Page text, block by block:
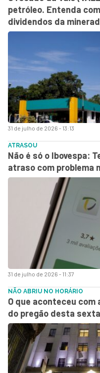
31 de julho de 2026 - 13:13
petróleo. Entenda
dividendos da
31 de julho de 2026 - 11:37
ATRASOU
Não é só o Ibovespa:
atraso com problema
NÃO ABRIU NO HORÁRIO
O que aconteceu
do pregão desta